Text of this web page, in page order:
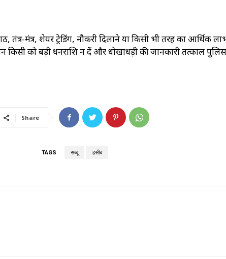
मंत्र, शेयर ट्रेडिंग, नौकरी दिलाने या किसी भी तरह का आर्थिक
किसी को बड़ी धनराशि न दें और धोखाधड़ी की जानकारी तत्काल
Share
TAGS सब्बू हसीब